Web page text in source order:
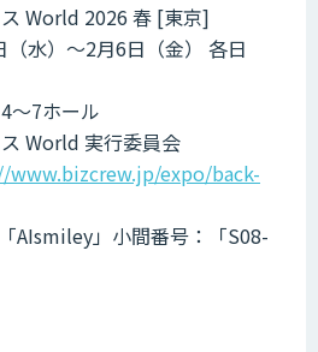
World 2026 春 [東京]
（水）～2月6日（金） 各日
～7ホール
World 実行委員会
www.bizcrew.jp/expo/back-
AIsmiley」小間番号：「S08-